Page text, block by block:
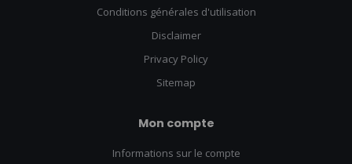
Conditions générales d'utilisation
Disclaimer
Privacy Policy
Sitemap
Mon compte
Informations sur le compte